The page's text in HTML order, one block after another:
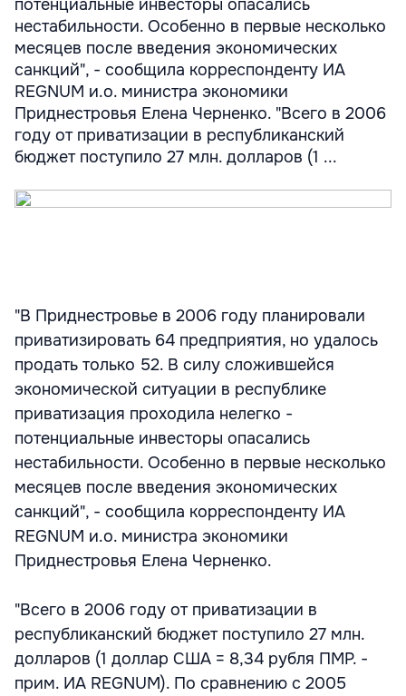
потенциальные инвесторы опасались
нестабильности. Особенно в первые несколько
месяцев после введения экономических
санкций", - сообщила корреспонденту ИА
REGNUM и.о. министра экономики
Приднестровья Елена Черненко. "Всего в 2006
году от приватизации в республиканский
бюджет поступило 27 млн. долларов (1 ...
"В Приднестровье в 2006 году планировали
приватизировать 64 предприятия, но удалось
продать только 52. В силу сложившейся
экономической ситуации в республике
приватизация проходила нелегко -
потенциальные инвесторы опасались
нестабильности. Особенно в первые несколько
месяцев после введения экономических
санкций", - сообщила корреспонденту ИА
REGNUM и.о. министра экономики
Приднестровья Елена Черненко.
"Всего в 2006 году от приватизации в
республиканский бюджет поступило 27 млн.
долларов (1 доллар США = 8,34 рубля ПМР. -
прим. ИА REGNUM). По сравнению с 2005